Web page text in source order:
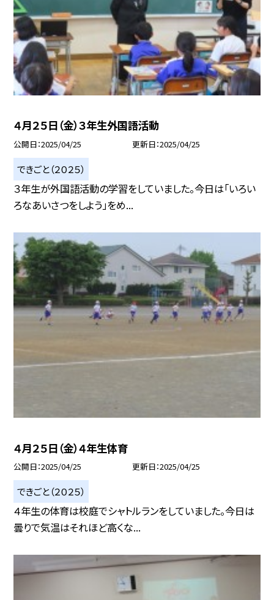
４月２５日（金）３年生外国語活動
公開日 2025/04/25 更新日 2025/04/25
できごと（２０２５）
３年生が外国語活動の学習をしていました。今日は「いろい
ろなあいさつをしよう」をめ...
４月２５日（金）４年生体育
公開日 2025/04/25 更新日 2025/04/25
できごと（２０２５）
４年生の体育は校庭でシャトルランをしていました。今日は
曇りで気温はそれほど高くな...